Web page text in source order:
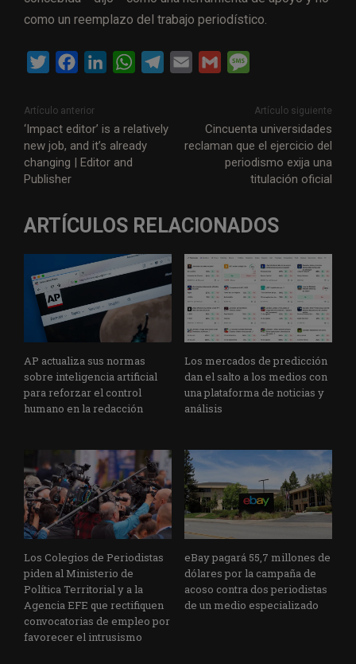
como un reemplazo del trabajo periodístico.
i
t
t
e
c
e
b
k
k
e
n
W
t
s
p
e
m
l
i
l
s
a
g
Artículo anterior
‘Impact editor’ is a relatively
new job, and it’s already
changing | Editor and
Publisher
Artículo siguiente
Cincuenta universidades
reclaman que el ejercicio del
periodismo exija una
titulación oficial
ARTÍCULOS RELACIONADOS
AP actualiza sus normas
sobre inteligencia artificial
para reforzar el control
humano en la redacción
Los mercados de predicción
dan el salto a los medios con
una plataforma de noticias y
análisis
Los Colegios de Periodistas
piden al Ministerio de
Política Territorial y a la
Agencia EFE que rectifiquen
convocatorias de empleo por
favorecer el intrusismo
eBay pagará 55,7 millones de
dólares por la campaña de
acoso contra dos periodistas
de un medio especializado